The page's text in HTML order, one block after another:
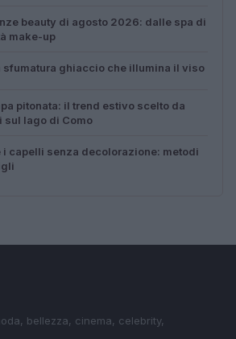
beauty di agosto 2026: dalle spa di
make-up
sfumatura ghiaccio che illumina il viso
pitonata: il trend estivo scelto da
sul lago di Como
i capelli senza decolorazione: metodi
bellezza, cinema, celebrity,